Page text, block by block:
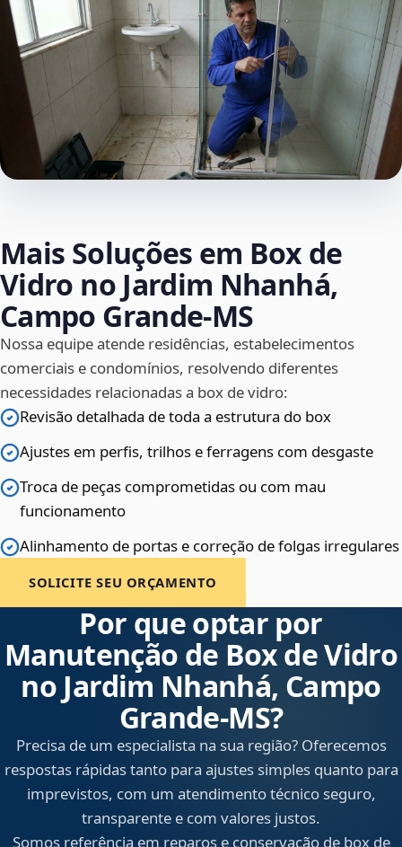
Mais Soluções em Box de
Vidro no Jardim Nhanhá,
Campo Grande‑MS
Nossa equipe atende residências, estabelecimentos
comerciais e condomínios, resolvendo diferentes
necessidades relacionadas a box de vidro:
Revisão detalhada de toda a estrutura do box
Ajustes em perfis, trilhos e ferragens com desgaste
Troca de peças comprometidas ou com mau
funcionamento
Alinhamento de portas e correção de folgas irregulares
SOLICITE SEU ORÇAMENTO
Por que optar por
Manutenção de Box de Vidro
no Jardim Nhanhá, Campo
Grande‑MS?
Precisa de um especialista na sua região? Oferecemos
respostas rápidas tanto para ajustes simples quanto para
imprevistos, com um atendimento técnico seguro,
transparente e com valores justos.
Somos referência em reparos e conservação de box de